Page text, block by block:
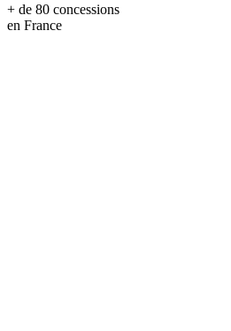
+ de 80 concessions
en France